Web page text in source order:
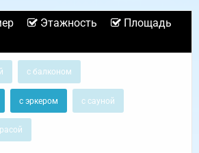
Этажность
Площадь
с балконом
с эркером с сауной